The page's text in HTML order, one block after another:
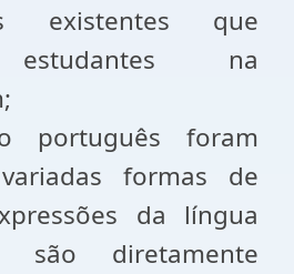
existentes que
na
português foram
formas de
da língua
são diretamente